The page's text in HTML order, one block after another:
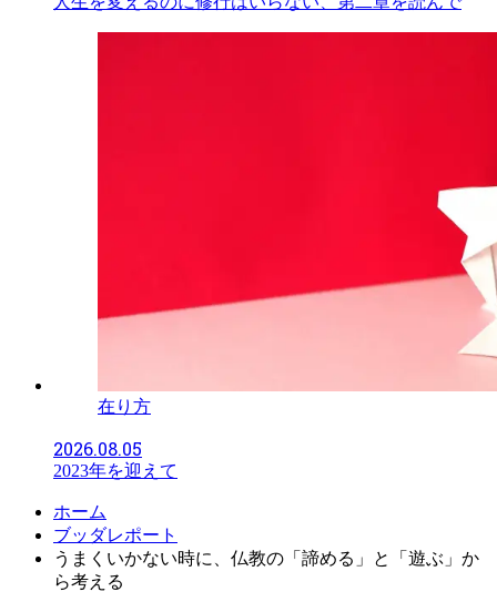
在り方
2026.08.05
2023年を迎えて
ホーム
ブッダレポート
うまくいかない時に、仏教の「諦める」と「遊ぶ」か
ら考える